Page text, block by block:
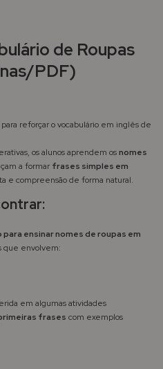
de Roupas
PDF)
reforçar o vocabulário em inglês de
os alunos aprendem osnomes
a formar frases simples em
e compreensão de forma natural.
ensinar nomes de roupas em
que envolvem:
em algumas atividades
frases com exemplos